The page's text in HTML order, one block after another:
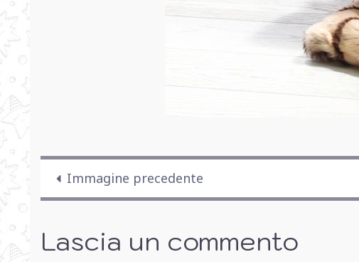
Immagine precedente
Lascia un commento